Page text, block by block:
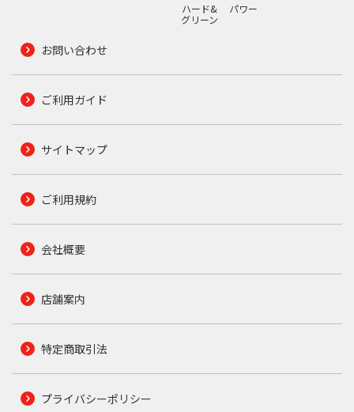
ハード&
グリーン
パワー
お問い合わせ
ご利用ガイド
サイトマップ
ご利用規約
会社概要
店舗案内
特定商取引法
プライバシーポリシー